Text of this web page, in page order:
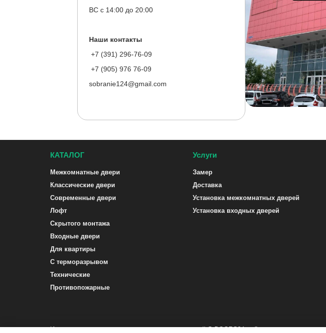
ВС с 14:00 до 20:00
Наши контакты
+7 (391) 296-76-09
+7 (905) 976 76-09
sobranie124@gmail.com
КАТАЛОГ
Межкомнатные двери
Классические двери
Современные двери
Лофт
Скрытого монтажа
Входные двери
Для квартиры
С терморазрывом
Технические
Противопожарные
Услуги
Замер
Доставка
Установка межкомнатных дверей
Установка входных дверей
Интернет-магазин межкомнатных и входных дверей G-DOORS24.ru ©